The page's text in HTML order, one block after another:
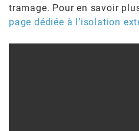
tramage. Pour en savoir
page dédiée à l’isolation